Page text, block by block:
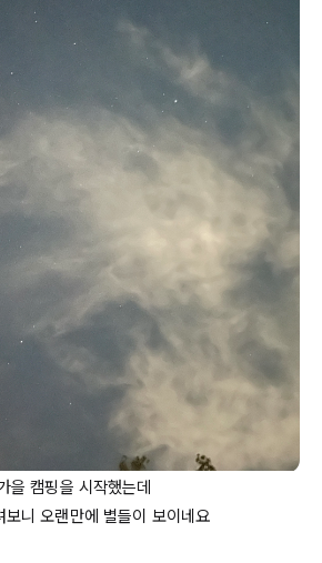
을 캠핑을 시작했는데
니 오랜만에 별들이 보이네요